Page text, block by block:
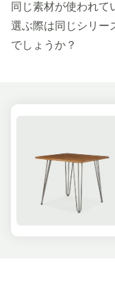
同じ素材が使われて
選ぶ際は同じシリー
でしょうか？